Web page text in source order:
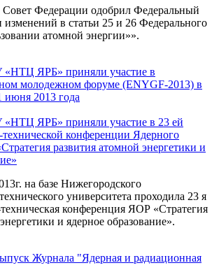
Совет Федерации одобрил Федеральный
изменений в статьи 25 и 26 Федерального
атомной энергии»».
ЯРБ» приняли участие в
молодежном форуме (ENYGF-2013) в
2013 года
ЯРБ» приняли участие в 23 ей
конференции Ядерного
развития атомной энергетики и
на базе Нижегородского
университета проходила 23 я
конференция ЯОР «Стратегия
и ядерное образование».
Журнала "Ядерная и радиационная